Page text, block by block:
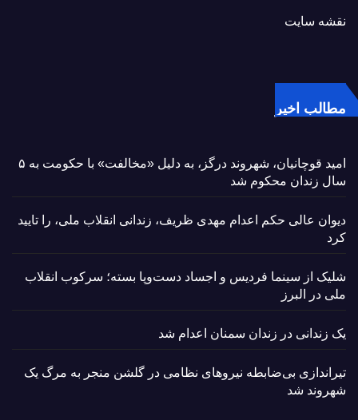
نقشه سایت
مطالب اخیر
امید قوچانیان، شهروند درگز، به دلیل «مخالفت» با حکومت به ۵
سال زندان محکوم شد
دیوان عالی حکم اعدام مهدی ظریف، زندانی انقلاب ملی، را تایید
کرد
شلیک از سینما فردیس و اجساد دست‌وپا بسته؛ سرکوب انقلاب
ملی در البرز
یک زندانی در زندان سمنان اعدام شد
تیراندازی بی‌ضابطه نیروهای نظامی در گلشن منجر به مرگ یک
شهروند شد